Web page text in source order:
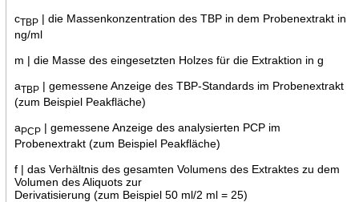
cTBP| die Massenkonzentration des TBP in dem Probenextrakt in
ng/ml
m | die Masse des eingesetzten Holzes für die Extraktion in g
aTBP| gemessene Anzeige des TBP-Standards im Probenextrakt
(zum Beispiel Peakfläche)
aPCP| gemessene Anzeige des analysierten PCP im
Probenextrakt (zum Beispiel Peakfläche)
f | das Verhältnis des gesamten Volumens des Extraktes zu dem
Volumen des Aliquots zur
Derivatisierung (zum Beispiel 50 ml/2 ml = 25)